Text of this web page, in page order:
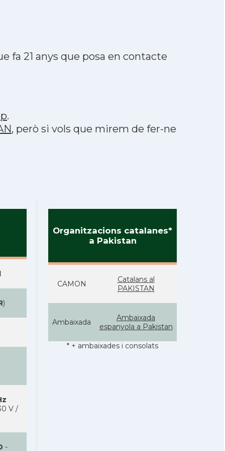
fa 21 anys que posa en contacte
.
, però si vols que mirem de fer-ne
)
V /
-
Organitzacions catalanes*
a Pakistan
CAMON
Catalans al
PAKISTAN
Ambaixada
Ambaixada
espanyola a Pakistan
* + ambaixades i consolats